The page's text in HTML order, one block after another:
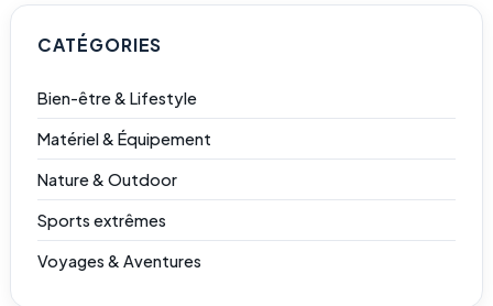
CATÉGORIES
Bien-être & Lifestyle
Matériel & Équipement
Nature & Outdoor
Sports extrêmes
Voyages & Aventures